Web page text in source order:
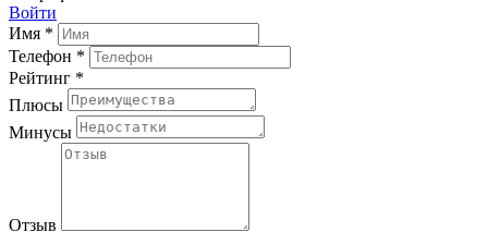
Войти
Имя *
Телефон *
Рейтинг *
Плюсы
Минусы
Отзыв